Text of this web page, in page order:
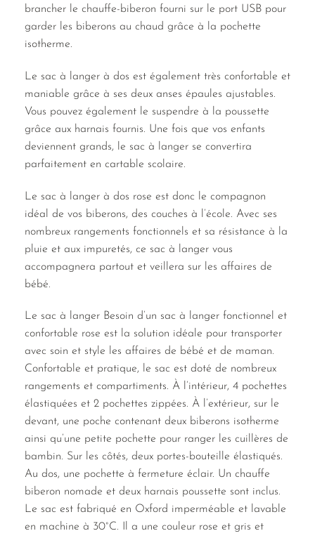
brancher le chauffe-biberon fourni sur le port USB pour
garder les biberons au chaud grâce à la pochette
isotherme.
Le sac à langer à dos est également très confortable et
maniable grâce à ses deux anses épaules ajustables.
Vous pouvez également le suspendre à la poussette
grâce aux harnais fournis. Une fois que vos enfants
deviennent grands, le sac à langer se convertira
parfaitement en cartable scolaire.
Le sac à langer à dos rose est donc le compagnon
idéal de vos biberons, des couches à l’école. Avec ses
nombreux rangements fonctionnels et sa résistance à la
pluie et aux impuretés, ce sac à langer vous
accompagnera partout et veillera sur les affaires de
bébé.
Le sac à langer Besoin d’un sac à langer fonctionnel et
confortable rose est la solution idéale pour transporter
avec soin et style les affaires de bébé et de maman.
Confortable et pratique, le sac est doté de nombreux
rangements et compartiments. À l’intérieur, 4 pochettes
élastiquées et 2 pochettes zippées. À l’extérieur, sur le
devant, une poche contenant deux biberons isotherme
ainsi qu’une petite pochette pour ranger les cuillères de
bambin. Sur les côtés, deux portes-bouteille élastiqués.
Au dos, une pochette à fermeture éclair. Un chauffe
biberon nomade et deux harnais poussette sont inclus.
Le sac est fabriqué en Oxford imperméable et lavable
en machine à 30°C. Il a une couleur rose et gris et